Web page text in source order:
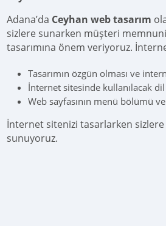
Adana’da Ceyhan web tasarım
sizlere sunarken müşteri
tasarımına önem veriyoruz.
Tasarımın özgün olması ve
İnternet sitesinde kullanılacak
Web sayfasının menü bölümü
İnternet sitenizi tasarlarken
sunuyoruz.